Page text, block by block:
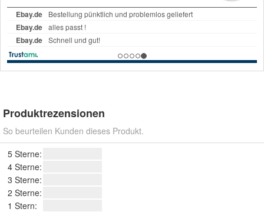
Produktrezensionen
So beurteilen Kunden dieses Produkt.
5 Sterne:
4 Sterne:
3 Sterne:
2 Sterne:
1 Stern: